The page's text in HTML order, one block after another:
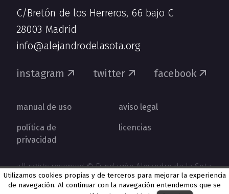
C/Bretón de los Herreros, 66 bajo C
28003 Madrid
info@alejandrodelasota.org
instagram twitter facebook
manual de uso aviso legal
política de
privacidad
licencias
all rights reserved © Fundación Alejandro de la Sota
Utilizamos cookies propias y de terceros para mejorar la experiencia
de navegación. Al continuar con la navegación entendemos que se